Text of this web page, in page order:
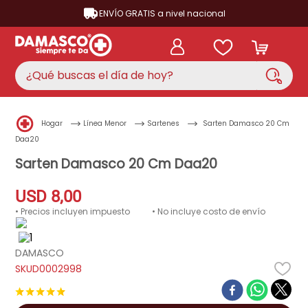
ENVÍO GRATIS a nivel nacional
¿Qué buscas el día de hoy?
Hogar Línea Menor Sartenes
Sarten Damasco 20 Cm
Daa20
Sarten Damasco 20 Cm Daa20
USD 8,00
• Precios incluyen impuesto • No incluye costo de envío
DAMASCO
D0002998
★★★★★
TÉRMINOS MÁS BUSCADOS
1.
2. nevera
4. lavadora
5
6. televisor